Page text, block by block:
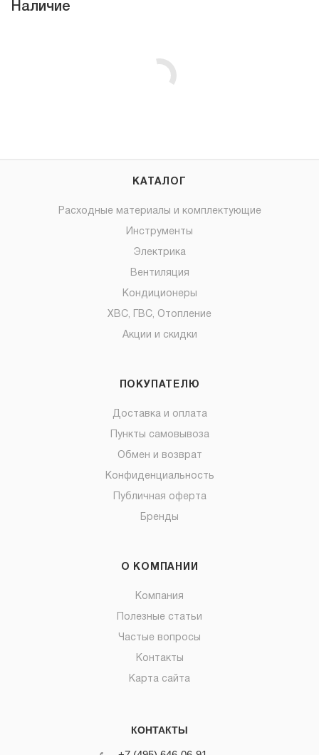
Наличие
КАТАЛОГ
Расходные материалы и комплектующие
Инструменты
Электрика
Вентиляция
Кондиционеры
ХВС, ГВС, Отопление
Акции и скидки
ПОКУПАТЕЛЮ
Доставка и оплата
Пункты самовывоза
Обмен и возврат
Конфиденциальность
Публичная оферта
Бренды
О КОМПАНИИ
Компания
Полезные статьи
Частые вопросы
Контакты
Карта сайта
КОНТАКТЫ